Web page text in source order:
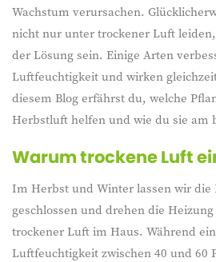
Wachstum verursachen.
nicht nur unter trockener Luft
der Lösung sein. Einige Arten
Luftfeuchtigkeit und wirken
diesem Blog erfährst du, welche
Herbstluft helfen und wie du sie am
Warum trockene Luft
Im Herbst und Winter lassen wir die
geschlossen und drehen die
trockener Luft im Haus. Während
Luftfeuchtigkeit zwischen 40 und 60